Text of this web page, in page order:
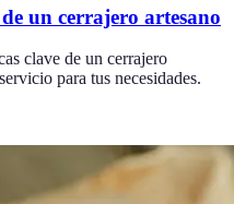
un cerrajero artesano
clave de un cerrajero
para tus necesidades.